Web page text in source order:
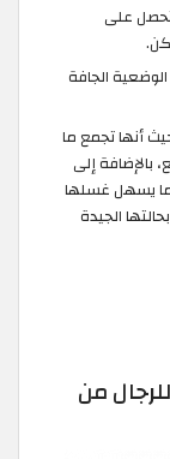
ستحصل على
الجافة
أنها تجمع ما
بالإضافة إلى
يسهل غسلها
الجيدة
من